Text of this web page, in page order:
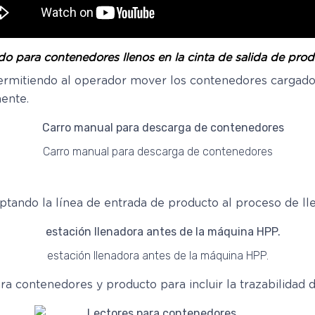
para contenedores llenos en la cinta de salida de
al operador mover los contenedores
Carro manual para descarga de contenedores
la línea de entrada de producto al proceso de
estación llenadora antes de la máquina HPP.
contenedores y producto para incluir la trazabilidad